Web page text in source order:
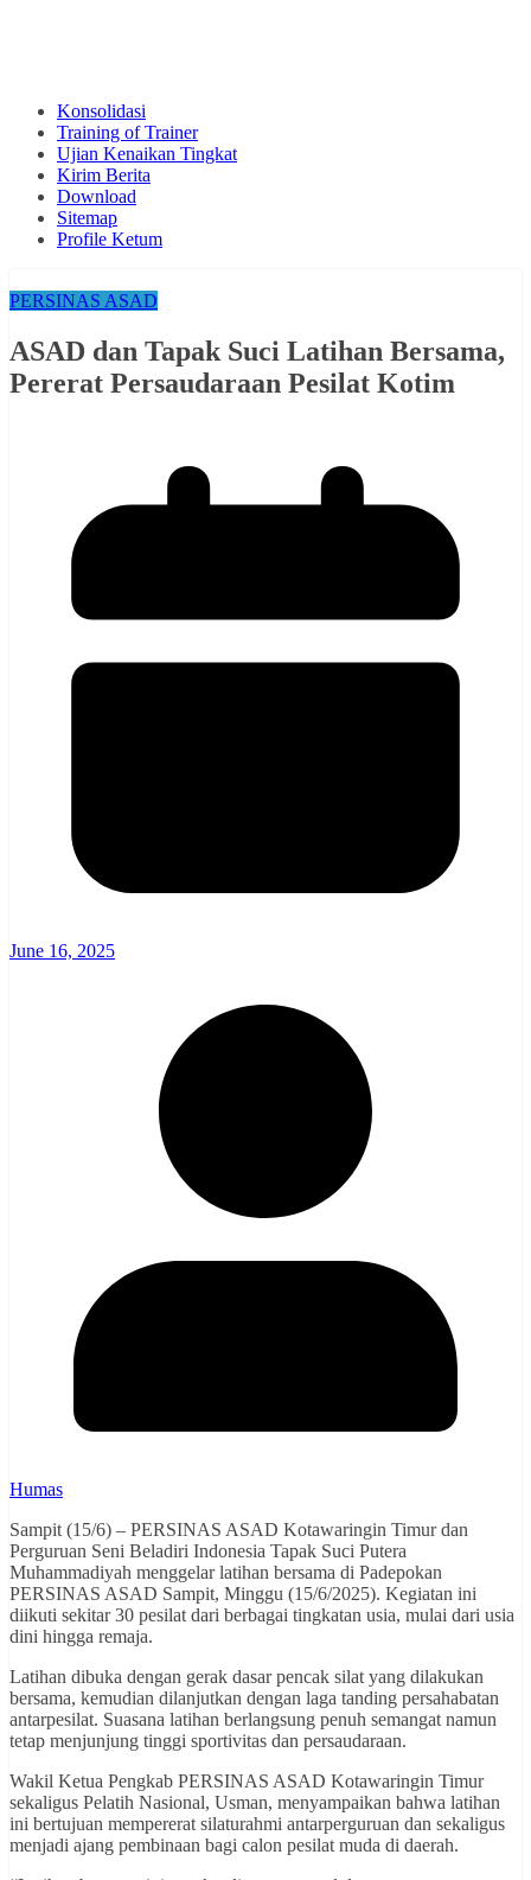
Konsolidasi
Training of Trainer
Ujian Kenaikan Tingkat
Kirim Berita
Download
Sitemap
Profile Ketum
PERSINAS ASAD
ASAD dan Tapak Suci Latihan Bersama,
Pererat Persaudaraan Pesilat Kotim
June 16, 2025
Humas
Sampit (15/6) – PERSINAS ASAD Kotawaringin Timur dan
Perguruan Seni Beladiri Indonesia Tapak Suci Putera
Muhammadiyah menggelar latihan bersama di Padepokan
PERSINAS ASAD Sampit, Minggu (15/6/2025). Kegiatan ini
diikuti sekitar 30 pesilat dari berbagai tingkatan usia, mulai dari usia
dini hingga remaja.
Latihan dibuka dengan gerak dasar pencak silat yang dilakukan
bersama, kemudian dilanjutkan dengan laga tanding persahabatan
antarpesilat. Suasana latihan berlangsung penuh semangat namun
tetap menjunjung tinggi sportivitas dan persaudaraan.
Wakil Ketua Pengkab PERSINAS ASAD Kotawaringin Timur
sekaligus Pelatih Nasional, Usman, menyampaikan bahwa latihan
ini bertujuan mempererat silaturahmi antarperguruan dan sekaligus
menjadi ajang pembinaan bagi calon pesilat muda di daerah.